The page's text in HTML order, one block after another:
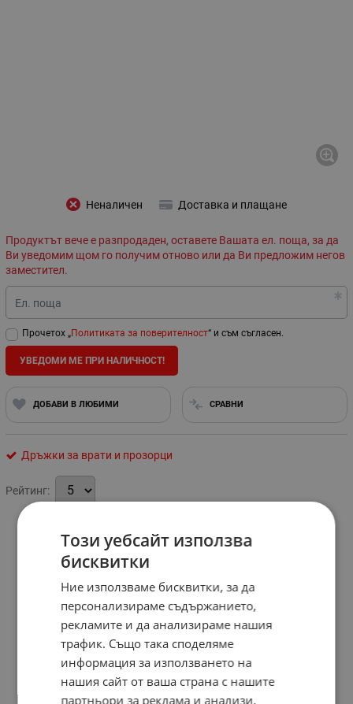
Неналичен Доставка и плащане
Продуктът вече е разпродаден, оставете Вашата ел. поща, за да
Ви уведомим щом го получим отново или да Ви предложим негов
заместител.
Ел. поща
Прочетох „Политиката за поверителност“ и съм съгласен.
УВЕДОМИ МЕ ПРИ НАЛИЧНОСТ!
ДОБАВИ В ЛЮБИМИ СРАВНИ
Дръжки за врати и прозорци
Рейтинг:
Този уебсайт използва
бисквитки
Ние използваме бисквитки, за да
персонализираме съдържанието,
рекламите и да анализираме нашия
трафик. Също така споделяме
информация за използването на
нашия сайт от ваша страна с нашите
партньори за реклама и анализи,